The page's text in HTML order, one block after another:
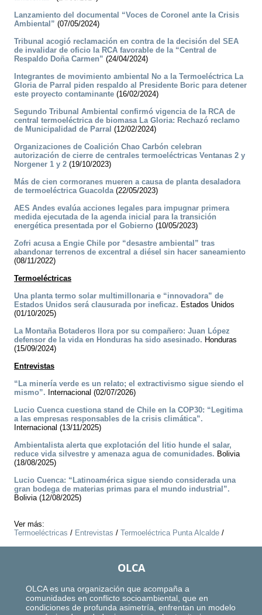
Lanzamiento del documental “Voces de Coronel ante la Crisis
Ambiental” (07/05/2024)
Tribunal acogió reclamación en contra de la decisión del SEA
de invalidar de oficio la RCA favorable de la “Central de
Respaldo Doña Carmen” (24/04/2024)
Integrantes de movimiento ambiental No a la Termoeléctrica La
Gloria de Parral piden respaldo al Presidente Boric para detener
este proyecto contaminante (16/02/2024)
Segundo Tribunal Ambiental confirmó vigencia de la RCA de
central termoeléctrica de biomasa La Gloria: Rechazó reclamo
de Municipalidad de Parral (12/02/2024)
Organizaciones de Coalición Chao Carbón celebran
autorización de cierre de centrales termoeléctricas Ventanas 2 y
Norgener 1 y 2 (19/10/2023)
Más de cien cormoranes mueren a causa de planta desaladora
de termoeléctrica Guacolda(22/05/2023)
AES Andes evalúa acciones legales para impugnar primera
medida ejecutada de la agenda inicial para la transición
energética presentada por el Gobierno (10/05/2023)
Zofri acusa a Engie Chile por “desastre ambiental” tras
abandonar terrenos de excentral a diésel sin hacer saneamiento
(08/11/2022)
Termoeléctricas
Una planta termo solar multimillonaria e “innovadora” de
Estados Unidos será clausurada por ineficaz. Estados Unidos
(01/10/2025)
La Montaña Botaderos llora por su compañero: Juan López
defensor de la vida en Honduras ha sido asesinado. Honduras
(15/09/2024)
Entrevistas
“La minería verde es un relato; el extractivismo sigue siendo el
mismo”. Internacional (02/07/2026)
Lucio Cuenca cuestiona stand de Chile en la COP30: “Legitima
a las empresas responsables de la crisis climática”.
Internacional (13/11/2025)
Ambientalista alerta que explotación del litio hunde el salar,
reduce vida silvestre y amenaza agua de comunidades. Bolivia
(18/08/2025)
Lucio Cuenca: “Latinoamérica sigue siendo considerada una
gran bodega de materias primas para el mundo industrial”.
Bolivia (12/08/2025)
Ver más:
Termoeléctricas / Entrevistas / Termoeléctrica Punta Alcalde /
OLCA
OLCA es una organización que acompaña a
comunidades en conflicto socioambiental, que en
condiciones de profunda asimetría, enfrentan un modelo